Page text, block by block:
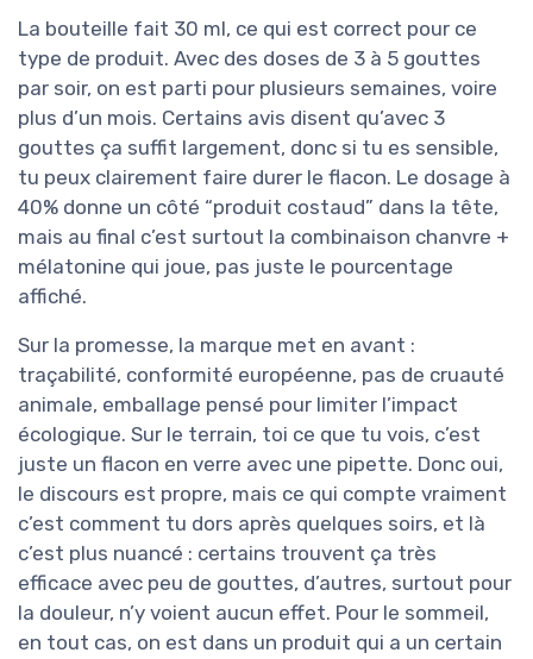
La bouteille fait 30 ml, ce qui est correct pour ce
type de produit. Avec des doses de 3 à 5 gouttes
par soir, on est parti pour plusieurs semaines, voire
plus d’un mois. Certains avis disent qu’avec 3
gouttes ça suffit largement, donc si tu es sensible,
tu peux clairement faire durer le flacon. Le dosage à
40% donne un côté “produit costaud” dans la tête,
mais au final c’est surtout la combinaison chanvre +
mélatonine qui joue, pas juste le pourcentage
affiché.
Sur la promesse, la marque met en avant :
traçabilité, conformité européenne, pas de cruauté
animale, emballage pensé pour limiter l’impact
écologique. Sur le terrain, toi ce que tu vois, c’est
juste un flacon en verre avec une pipette. Donc oui,
le discours est propre, mais ce qui compte vraiment
c’est comment tu dors après quelques soirs, et là
c’est plus nuancé : certains trouvent ça très
efficace avec peu de gouttes, d’autres, surtout pour
la douleur, n’y voient aucun effet. Pour le sommeil,
en tout cas, on est dans un produit qui a un certain